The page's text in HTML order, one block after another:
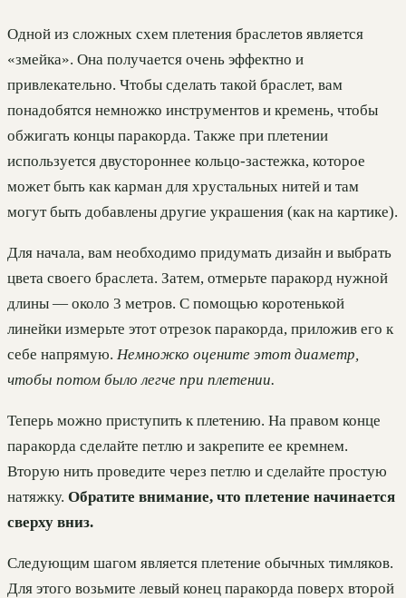
Одной из сложных схем плетения браслетов является
«змейка». Она получается очень эффектно и
привлекательно. Чтобы сделать такой браслет, вам
понадобятся немножко инструментов и кремень, чтобы
обжигать концы паракорда. Также при плетении
используется двустороннее кольцо-застежка, которое
может быть как карман для хрустальных нитей и там
могут быть добавлены другие украшения (как на картике).
Для начала, вам необходимо придумать дизайн и выбрать
цвета своего браслета. Затем, отмерьте паракорд нужной
длины — около 3 метров. С помощью коротенькой
линейки измерьте этот отрезок паракорда, приложив его к
себе напрямую. Немножко оцените этот диаметр,
чтобы потом было легче при плетении.
Теперь можно приступить к плетению. На правом конце
паракорда сделайте петлю и закрепите ее кремнем.
Вторую нить проведите через петлю и сделайте простую
натяжку. Обратите внимание, что плетение начинается
сверху вниз.
Следующим шагом является плетение обычных тимляков.
Для этого возьмите левый конец паракорда поверх второй